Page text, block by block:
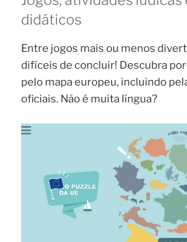
didáticos
Entre jogos mais ou menos
difíceis de concluir! Descubra
pelo mapa europeu, incluindo
oficiais. Não é muita língua?